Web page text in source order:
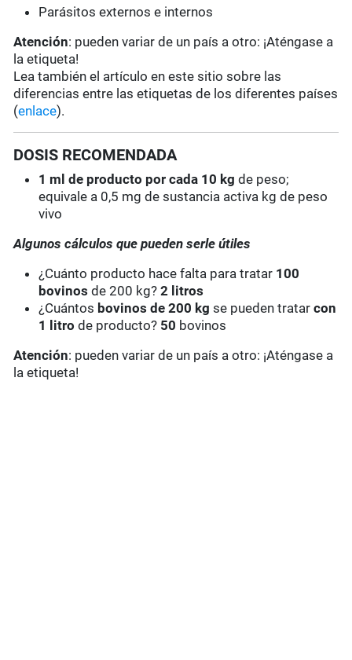
Parásitos externos e internos
Atención: pueden variar de un país a otro: ¡Aténgase a
la etiqueta!
Lea también el artículo en este sitio sobre las
diferencias entre las etiquetas de los diferentes países
(enlace).
DOSIS RECOMENDADA
1 ml de producto por cada 10 kg de peso;
equivale a 0,5 mg de sustancia activa kg de peso
vivo
Algunos cálculos que pueden serle útiles
¿Cuánto producto hace falta para tratar 100
bovinosde 200 kg?2 litros
¿Cuántos bovinos de 200 kg se pueden tratarcon
1 litro de producto? 50 bovinos
Atención: pueden variar de un país a otro: ¡Aténgase a
la etiqueta!